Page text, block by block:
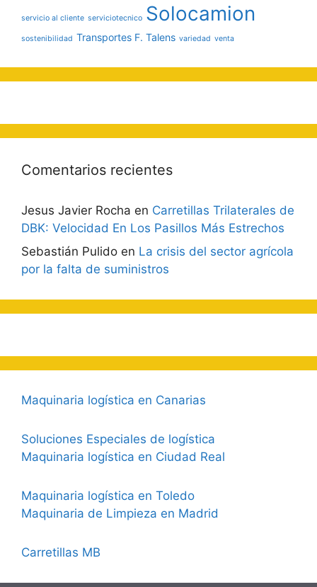
servicio al cliente serviciotecnico Solocamion
sostenibilidad Transportes F. Talens variedad venta
Comentarios recientes
Jesus Javier Rocha en Carretillas Trilaterales de
DBK: Velocidad En Los Pasillos Más Estrechos
Sebastián Pulido en La crisis del sector agrícola
por la falta de suministros
Maquinaria logística en Canarias
Soluciones Especiales de logística
Maquinaria logística en Ciudad Real
Maquinaria logística en Toledo
Maquinaria de Limpieza en Madrid
Carretillas MB